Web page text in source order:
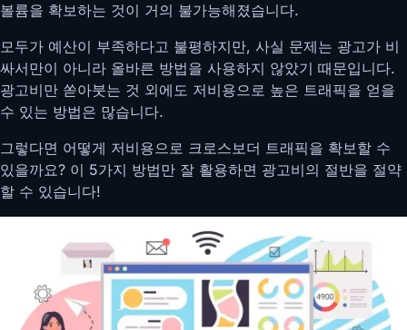
볼륨을 확보하는 것이 거의 불가능해졌습니다.
모두가 예산이 부족하다고 불평하지만, 사실 문제는 광고가 비
싸서만이 아니라 올바른 방법을 사용하지 않았기 때문입니다.
광고비만 쏟아붓는 것 외에도 저비용으로 높은 트래픽을 얻을
수 있는 방법은 많습니다.
그렇다면 어떻게 저비용으로 크로스보더 트래픽을 확보할 수
있을까요? 이 5가지 방법만 잘 활용하면 광고비의 절반을 절약
할 수 있습니다!